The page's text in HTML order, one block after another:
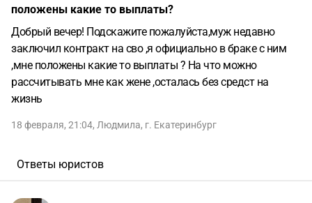
положены какие то выплаты?
Добрый вечер! Подскажите пожалуйста,муж недавно
заключил контракт на сво ,я официально в браке с ним
,мне положены какие то выплаты ? На что можно
рассчитывать мне как жене ,осталась без средст на
жизнь
18 февраля, 21:04, Людмила, г. Екатеринбург
Ответы юристов